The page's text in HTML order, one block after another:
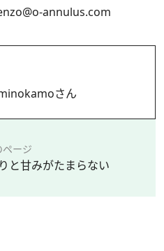
annulus.com
さん
ページ
と甘みがたまらない